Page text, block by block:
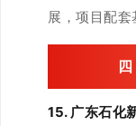
展，项目配套
15. 广东石化